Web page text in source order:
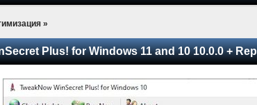
»
Plus! for Windows 11 and 10 10.0.0 +